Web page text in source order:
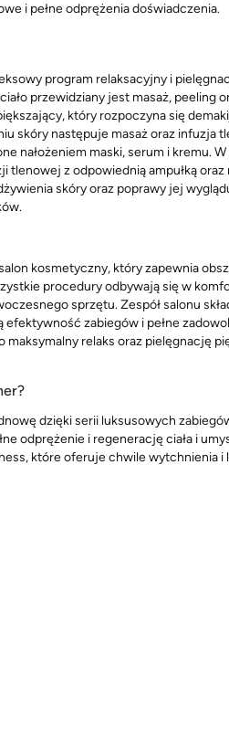
i pełne odprężenia doświadczenia.
program relaksacyjny i
przewidziany jest masaż, peeling
który rozpoczyna się
skóry następuje masaż oraz infuzja
nałożeniem maski, serum i kremu.
tlenowej z odpowiednią ampułką
skóry oraz poprawy jej
kosmetyczny, który zapewnia
procedury odbywają się w
sprzętu. Zespół salonu
zabiegów i pełne
maksymalny relaks oraz pielęgnację
dzięki serii luksusowych
odprężenie i regenerację ciała i
które oferuje chwile wytchnienia